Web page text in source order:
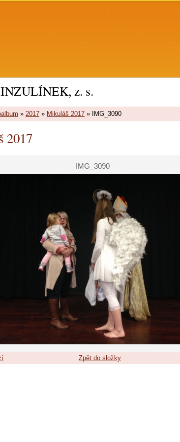
INZULÍNEK, z. s.
» 2017 » Mikuláš 2017 » IMG_3090
2017
IMG_3090
Zpět do složky